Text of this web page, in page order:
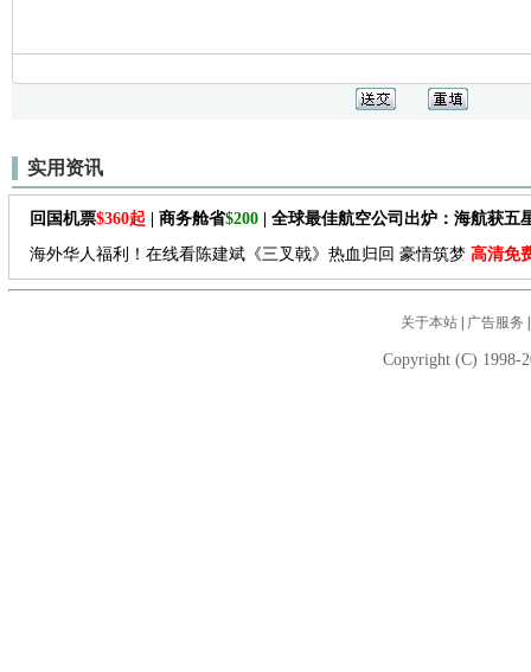
实用资讯
回国机票$360起 | 商务舱省$200 | 全球最佳航空公司出炉：海航获五
海外华人福利！在线看陈建斌《三叉戟》热血归回 豪情筑梦 高清免
关于本站| 广告服务
Copyright (C) 1998-